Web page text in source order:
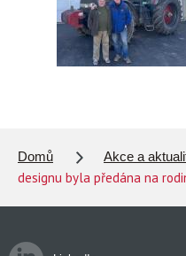
Domů Akce a
designu byla předána na